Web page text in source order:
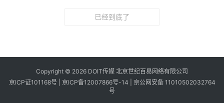
已经到底了
Copyright © 2026 DOIT传媒 北京世纪百易网络有限公司
京ICP证101168号 | 京ICP备12007866号-14
京公网安备 11010502032764
号